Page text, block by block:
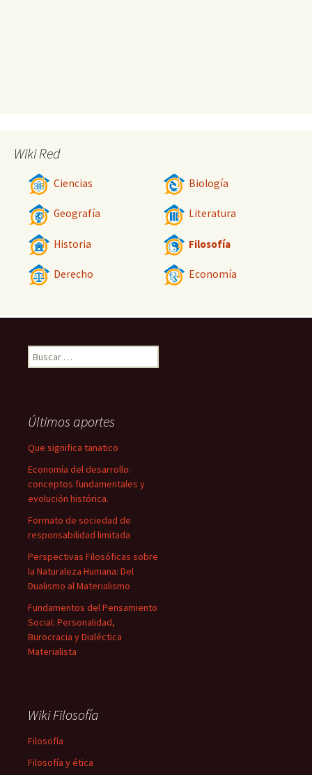
Wiki Red
Ciencias Biología
Geografía Literatura
Historia Filosofía
Derecho Economía
Buscar:
Últimos aportes
Que significa tanatico
Economía del desarrollo:
conceptos fundamentales y
evolución histórica.
Formato de sociedad de
responsabilidad limitada
Perspectivas Filosóficas sobre
la Naturaleza Humana: Del
Dualismo al Materialismo
Fundamentos del Pensamiento
Social: Personalidad,
Burocracia y Dialéctica
Materialista
Wiki Filosofía
Filosofía
Filosofía y ética